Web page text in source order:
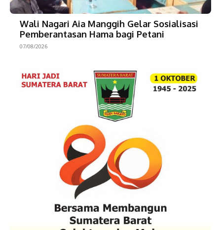
Wali Nagari Aia Manggih Gelar Sosialisasi
Pemberantasan Hama bagi Petani
07/08/2026